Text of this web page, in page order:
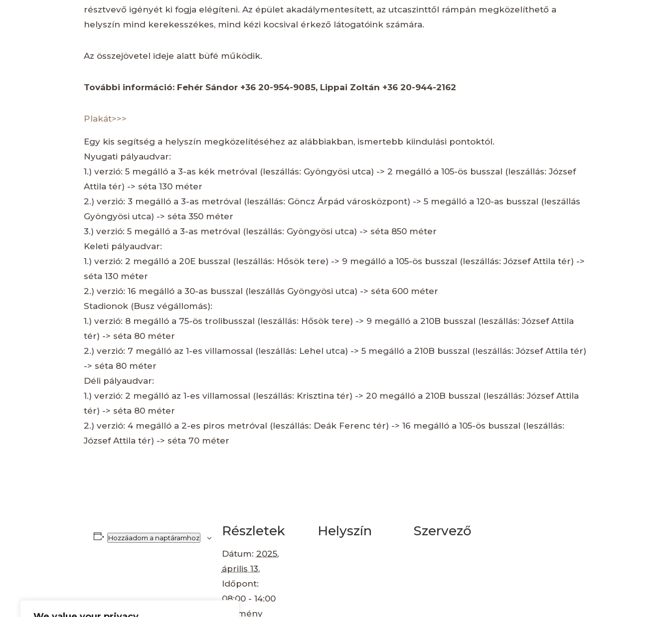
résztvevő igényét ki fogja elégíteni. Az épület akadálymentesített, az utcaszinttől rámpán megközelíthető a
helyszín mind kerekesszékes, mind kézi kocsival érkező látogatóink számára.
Az összejövetel ideje alatt büfé működik.
További információ: Fehér Sándor +36 20-954-9085, Lippai Zoltán +36 20-944-2162
Plakát>>>
Egy kis segítség a helyszín megközelítéséhez az alábbiakban, ismertebb kiindulási pontoktól.
Nyugati pályaudvar:
1.) verzió: 5 megálló a 3-as kék metróval (leszállás: Gyöngyösi utca) -> 2 megálló a 105-ös busszal (leszállás: József
Attila tér) -> séta 130 méter
2.) verzió: 3 megálló a 3-as metróval (leszállás: Göncz Árpád városközpont) -> 5 megálló a 120-as busszal (leszállás
Gyöngyösi utca) -> séta 350 méter
3.) verzió: 5 megálló a 3-as metróval (leszállás: Gyöngyösi utca) -> séta 850 méter
Keleti pályaudvar:
1.) verzió: 2 megálló a 20E busszal (leszállás: Hősök tere) -> 9 megálló a 105-ös busszal (leszállás: József Attila tér) ->
séta 130 méter
2.) verzió: 16 megálló a 30-as busszal (leszállás Gyöngyösi utca) -> séta 600 méter
Stadionok (Busz végállomás):
1.) verzió: 8 megálló a 75-ös trolibusszal (leszállás: Hősök tere) -> 9 megálló a 210B busszal (leszállás: József Attila
tér) -> séta 80 méter
2.) verzió: 7 megálló az 1-es villamossal (leszállás: Lehel utca) -> 5 megálló a 210B busszal (leszállás: József Attila tér)
-> séta 80 méter
Déli pályaudvar:
1.) verzió: 2 megálló az 1-es villamossal (leszállás: Krisztina tér) -> 20 megálló a 210B busszal (leszállás: József Attila
tér) -> séta 80 méter
2.) verzió: 4 megálló a 2-es piros metróval (leszállás: Deák Ferenc tér) -> 16 megálló a 105-ös busszal (leszállás:
József Attila tér) -> séta 70 méter
Hozzáadom a naptáramhoz Részletek
Dátum: 2025.
április 13.
Időpont:
08:00 - 14:00
Esemény
Helyszín Szervező